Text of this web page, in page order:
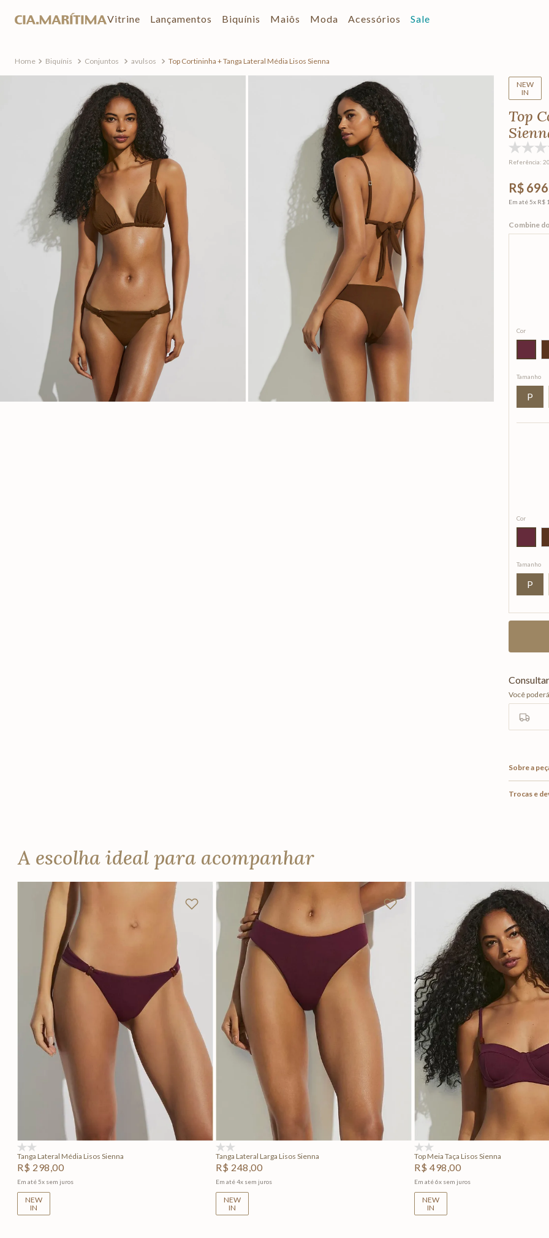
Vitrine Lançamentos Biquínis Maiôs Moda Acessórios Sale
Biquínis Conjuntos avulsos Top Cortininha + Tanga Lateral Média Lisos Sienna
NEW
IN
Top
Referência:
R$
Em até 5x R$
Cor
Tamanho
P
Cor
Tamanho
P
Sobre a
Trocas e
A escolha ideal para acompanhar
GG
Adicionar na sacola
Tanga Lateral Média Lisos Sienna
R$ 298,00
Em até 5x sem juros
NEW
IN
GG
Adicionar na sacola
Tanga Lateral Larga Lisos Sienna
R$ 248,00
Em até4x sem juros
NEW
IN
P M
Adicionar na sacola
Top Meia Taça Lisos Sienna
R$ 498,00
Em até6x sem juros
NEW
IN